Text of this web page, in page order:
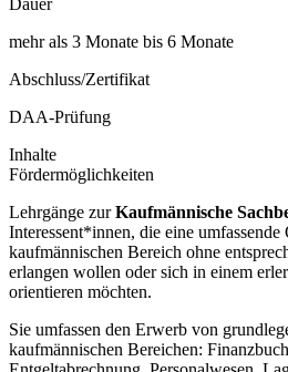
Dauer
mehr als 3 Monate bis 6 Monate
Abschluss/Zertifikat
DAA-Prüfung
Inhalte
Fördermöglichkeiten
Lehrgänge zurKaufmännische
Interessent*innen, die eine
kaufmännischen Bereich ohne
erlangen wollen oder sich in einem
orientieren möchten.
Sie umfassen den Erwerb von
kaufmännischen Bereichen: